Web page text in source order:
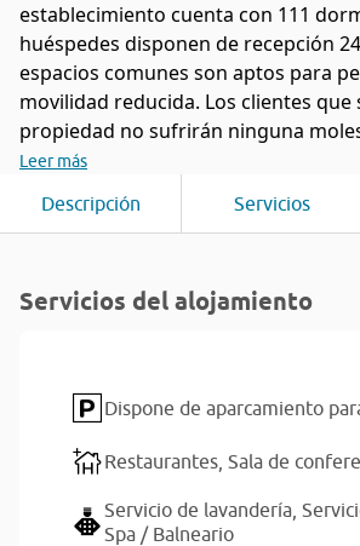
establecimiento cuenta con 111
huéspedes disponen de recepción
espacios comunes son aptos para
movilidad reducida. Los clientes que
propiedad no sufrirán ninguna
Leer más
Descripción Servicios
Servicios del alojamiento
Dispone de aparcamiento
Restaurantes, Sala de
Servicio de lavandería,
Spa / Balneario